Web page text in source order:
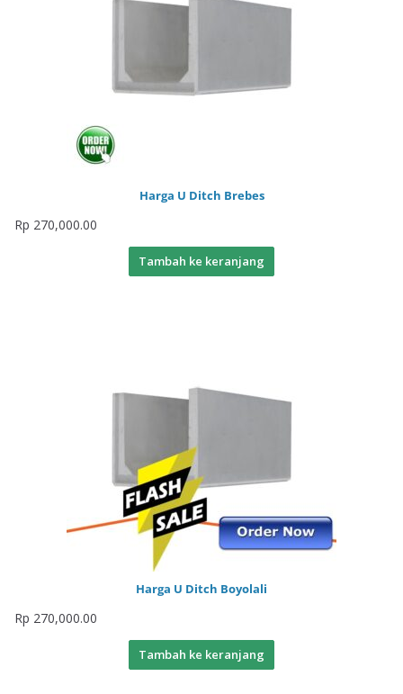
Harga U Ditch Brebes
Rp 270,000.00
Tambah ke keranjang
Harga U Ditch Boyolali
Rp 270,000.00
Tambah ke keranjang